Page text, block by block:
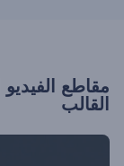
مقاطع
القالب